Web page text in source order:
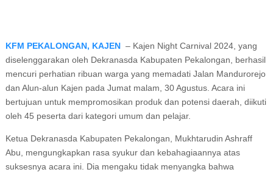
KFM PEKALONGAN, KAJEN– Kajen Night Carnival 2024, yang
diselenggarakan oleh Dekranasda Kabupaten Pekalongan, berhasil
mencuri perhatian ribuan warga yang memadati Jalan Mandurorejo
dan Alun-alun Kajen pada Jumat malam, 30 Agustus. Acara ini
bertujuan untuk mempromosikan produk dan potensi daerah, diikuti
oleh 45 peserta dari kategori umum dan pelajar.
Ketua Dekranasda Kabupaten Pekalongan, Mukhtarudin Ashraff
Abu, mengungkapkan rasa syukur dan kebahagiaannya atas
suksesnya acara ini. Dia mengaku tidak menyangka bahwa